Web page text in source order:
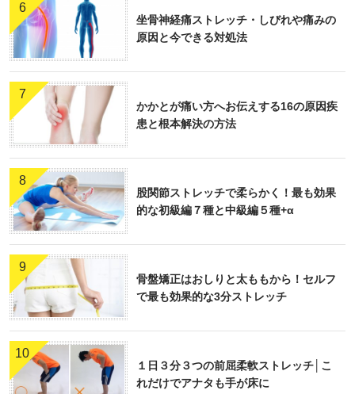
外部委託を行う際には、外部委託先としての適格性を十分に
審査し、当社と同等以上のセキュリティレベルを維持するよ
う要請していきます。また、これらのセ キュリティレベルが
適切に維持されていることを確認し続けていくために、外部
情報セキュリティポリシーの対象
当ポリシーが対象とする「情報資産」とは、当社の企業活動
において入手及び知り得た情報、ならびに当社が業務上保有
するすべての情報とし、この情報資産の 取り扱い及び管理に
携わる当社の「役員、社員を含む全従業員」および、当社の
情報資産を取り扱う「業務委託先およびその社員」が遵守す
ることとします。
6
坐骨神経痛ストレッチ・しびれや痛みの
原因と今できる対処法
7
かかとが痛い方へお伝えする16の原因疾
患と根本解決の方法
8
股関節ストレッチで柔らかく！最も効果
的な初級編７種と中級編５種+α
9
骨盤矯正はおしりと太ももから！セルフ
で最も効果的な3分ストレッチ
10
１日３分３つの前屈柔軟ストレッチ│こ
れだけでアナタも手が床に